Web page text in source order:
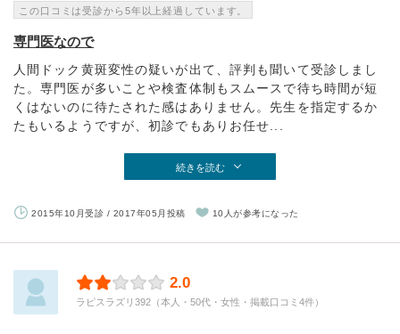
この口コミは受診から5年以上経過しています。
専門医なので
人間ドック黄斑変性の疑いが出て、評判も聞いて受診しまし
た。専門医が多いことや検査体制もスムースで待ち時間が短
くはないのに待たされた感はありません。先生を指定するか
たもいるようですが、初診でもありお任せ...
続きを読む
2015年10月受診 / 2017年05月投稿 10人が参考になった
2.0
ラピスラズリ392（本人・50代・女性・掲載口コミ4件）